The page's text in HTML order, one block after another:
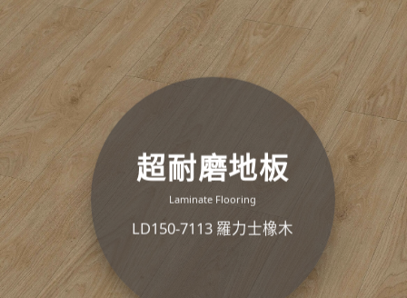
超耐磨地板
Lam­in­ate Flooring
LD150-7113 羅力士橡木